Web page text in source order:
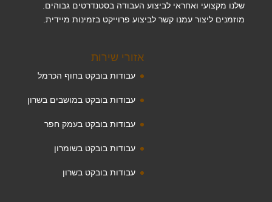
שלנו מקצועי ואחראי לביצוע העבודה בסטנדרטים גבוהים.
מוזמנים ליצור עמנו קשר לביצוע פרוייקט בזמינות מיידית.
אזורי שירות
עבודות בובקט בחוף הכרמל
עבודות בובקט במושבים בשרון
עבודות בובקט בעמק חפר
עבודות בובקט בשומרון
עבודות בובקט בשרון